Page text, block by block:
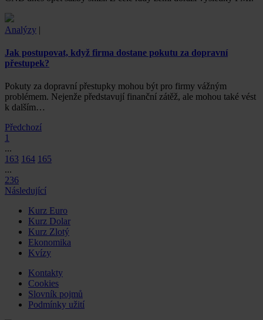
Analýzy |
Jak postupovat, když firma dostane pokutu za dopravní
přestupek?
Pokuty za dopravní přestupky mohou být pro firmy vážným
problémem. Nejenže představují finanční zátěž, ale mohou také vést
k dalším…
Předchozí
1
...
163 164 165
...
236
Následující
Kurz Euro
Kurz Dolar
Kurz Zlotý
Ekonomika
Kvízy
Kontakty
Cookies
Slovník pojmů
Podmínky užití